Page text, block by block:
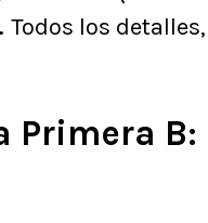
Todos los detalles,
Primera B: